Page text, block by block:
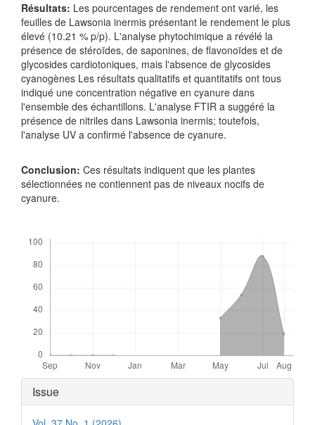
Résultats: Les pourcentages de rendement ont varié, les
feuilles de Lawsonia inermis présentant le rendement le plus
élevé (10.21 % p/p). L'analyse phytochimique a révélé la
présence de stéroïdes, de saponines, de flavonoïdes et de
glycosides cardiotoniques, mais l'absence de glycosides
cyanogènes Les résultats qualitatifs et quantitatifs ont tous
indiqué une concentration négative en cyanure dans
l'ensemble des échantillons. L'analyse FTIR a suggéré la
présence de nitriles dans Lawsonia inermis; toutefois,
l'analyse UV a confirmé l'absence de cyanure.
Conclusion: Ces résultats indiquent que les plantes
sélectionnées ne contiennent pas de niveaux nocifs de
cyanure.
Article
Details
Issue